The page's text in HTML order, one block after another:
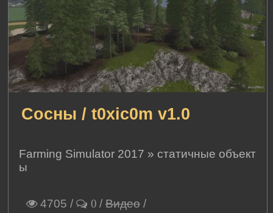
Сосны / t0xic0m v1.0
Farming Simulator 2017 » статичные объект
ы
4705 / 0 /Видео/